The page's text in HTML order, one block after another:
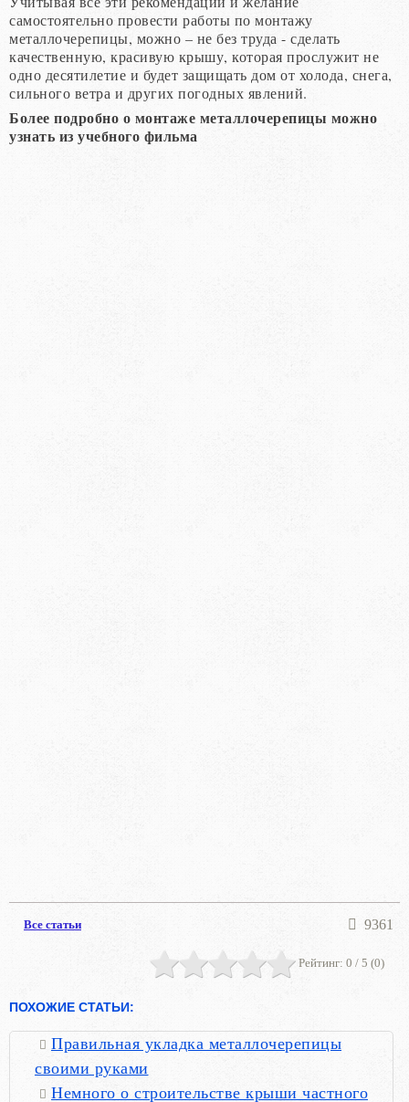
самостоятельно провести работы по монтажу
металлочерепицы, можно – не без труда - сделать
качественную, красивую крышу, которая прослужит не
одно десятилетие и будет защищать дом от холода, снега,
сильного ветра и других погодных явлений.
Более подробно о монтаже металлочерепицы можно
узнать из учебного фильма
Все статьи 9361
Рейтинг: 0 / 5 (0)
ПОХОЖИЕ СТАТЬИ:
Правильная укладка металлочерепицы
своими руками
Немного о строительстве крыши частного